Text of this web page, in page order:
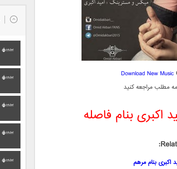
Download New Music
مطلب مراجعه کنید
اکبری بنام فاصله
اکبری بنام مرهم